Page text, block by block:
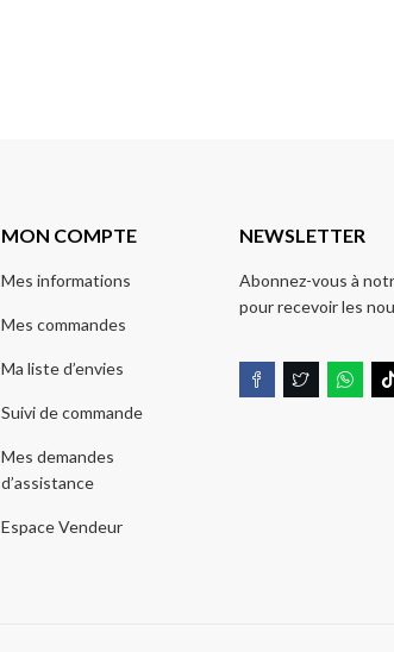
MON COMPTE
Mes informations
Mes commandes
Ma liste d’envies
Suivi de commande
Mes demandes
d’assistance
Espace Vendeur
NEWSLETTER
Abonnez-vous à
pour recevoir les